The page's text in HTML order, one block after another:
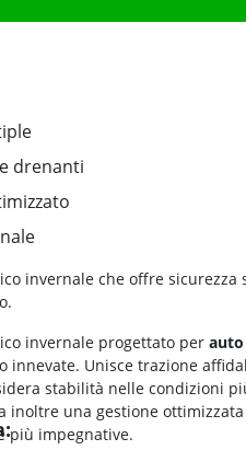
drenanti
invernale che offre sicurezza
invernale progettato per auto
Unisce trazione
stabilità nelle condizioni
una gestione
più impegnative.